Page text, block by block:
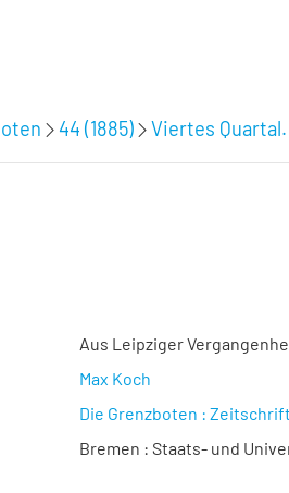
44 (1885) Viertes Quartal.
Aus Leipziger
Max Koch
Die Grenzboten :
Bremen : Staats- und